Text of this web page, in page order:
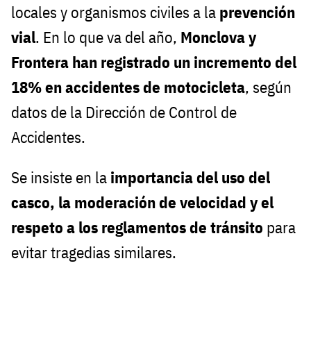
locales y organismos civiles a la prevención
vial. En lo que va del año, Monclova y
Frontera han registrado un incremento del
18% en accidentes de motocicleta, según
datos de la Dirección de Control de
Accidentes.
Se insiste en la importancia del uso del
casco, la moderación de velocidad y el
respeto a los reglamentos de tránsito para
evitar tragedias similares.